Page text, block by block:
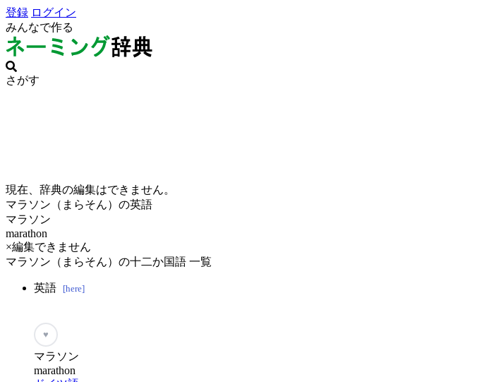
登録 ログイン
みんなで作る
さがす
現在、辞典の編集はできません。
マラソン（まらそん）の英語
マラソン
marathon
×編集できません
マラソン（まらそん）の十二か国語 一覧
英語 [here]
♥
マラソン
marathon